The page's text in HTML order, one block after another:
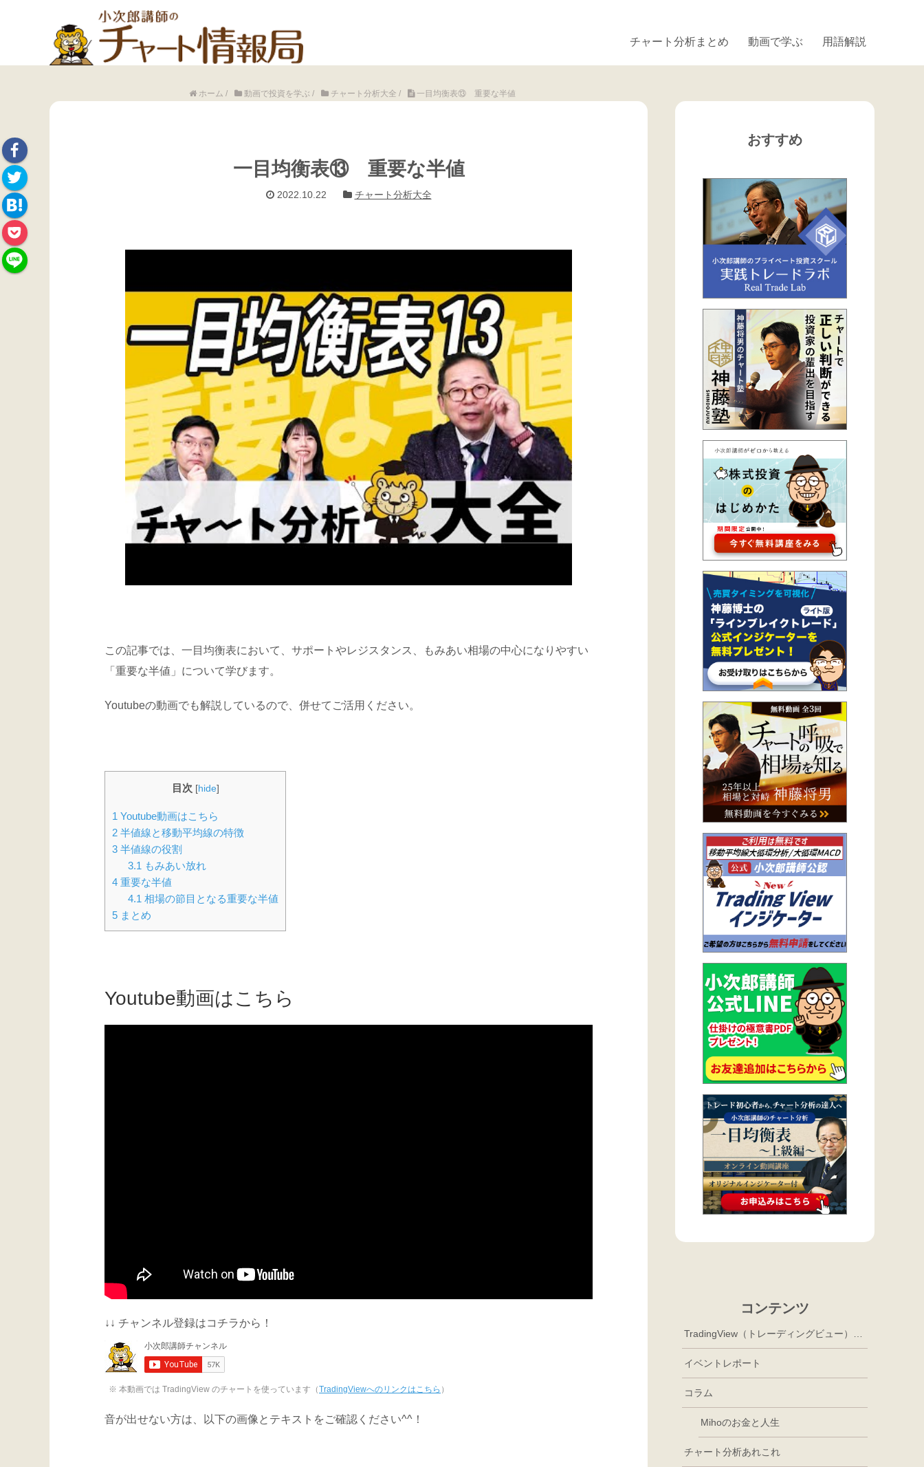
チャート分析まとめ 動画で学ぶ 用語解説
ホーム / 動画で投資を学ぶ / チャート分析大全 / 一目均衡表⑬ 重要な半値
一目均衡表⑬ 重要な半値
2022.10.22 チャート分析大全
この記事では、一目均衡表において、サポートやレジスタンス、もみあい相場の中心になりやすい
「重要な半値」について学びます。
Youtubeの動画でも解説しているので、併せてご活用ください。
目次 [hide]
1 Youtube動画はこちら
2 半値線と移動平均線の特徴
3 半値線の役割
3.1 もみあい放れ
4 重要な半値
4.1 相場の節目となる重要な半値
5 まとめ
Youtube動画はこちら
↓↓ チャンネル登録はコチラから！
※ 本動画では TradingView のチャートを使っています（TradingViewへのリンクはこちら ）
音が出せない方は、以下の画像とテキストをご確認ください^^！
Face
book
Twitte
r
Hate
na
Pock
おすすめ
コンテンツ
イベントレポート
コラム
Mihoのお金と人生
チャート分析あれこれ